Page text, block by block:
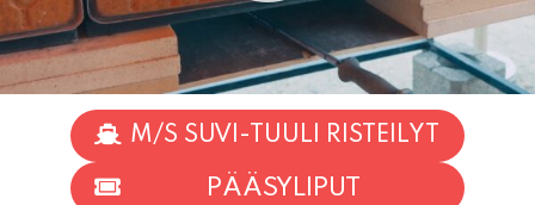
M/S SUVI-TUULI RISTEILYT
PÄÄSYLIPUT